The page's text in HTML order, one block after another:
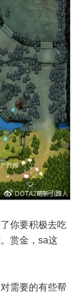
你要积极去吃
赏金，sa这
需要的有些帮